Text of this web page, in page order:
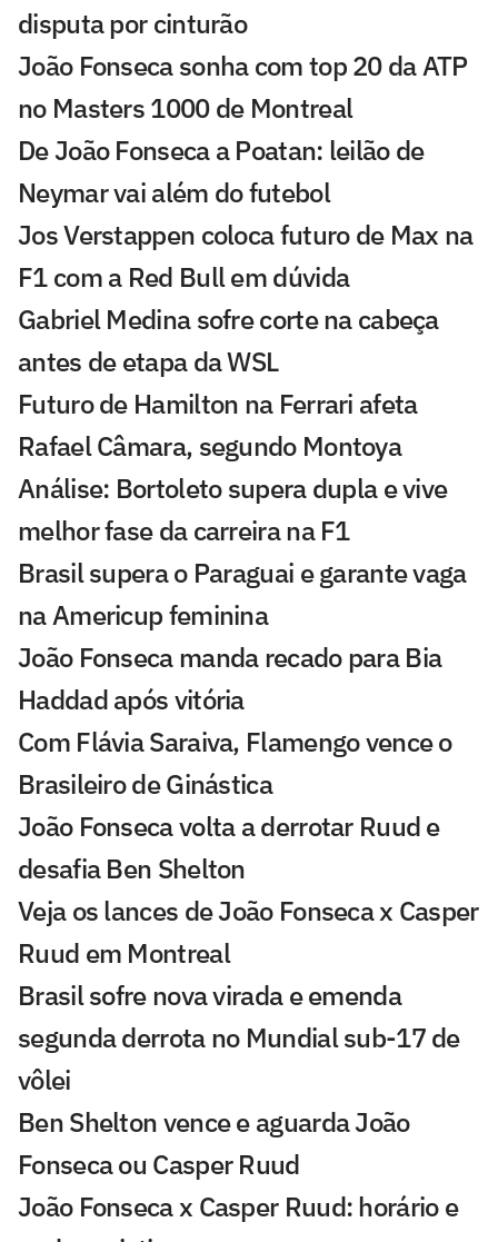
disputa por cinturão
João Fonseca sonha com top 20 da ATP
no Masters 1000 de Montreal
De João Fonseca a Poatan: leilão de
Neymar vai além do futebol
Jos Verstappen coloca futuro de Max na
F1 com a Red Bull em dúvida
Gabriel Medina sofre corte na cabeça
antes de etapa da WSL
Futuro de Hamilton na Ferrari afeta
Rafael Câmara, segundo Montoya
Análise: Bortoleto supera dupla e vive
melhor fase da carreira na F1
Brasil supera o Paraguai e garante vaga
na Americup feminina
João Fonseca manda recado para Bia
Haddad após vitória
Com Flávia Saraiva, Flamengo vence o
Brasileiro de Ginástica
João Fonseca volta a derrotar Ruud e
desafia Ben Shelton
Veja os lances de João Fonseca x Casper
Ruud em Montreal
Brasil sofre nova virada e emenda
segunda derrota no Mundial sub-17 de
vôlei
Ben Shelton vence e aguarda João
Fonseca ou Casper Ruud
João Fonseca x Casper Ruud: horário e